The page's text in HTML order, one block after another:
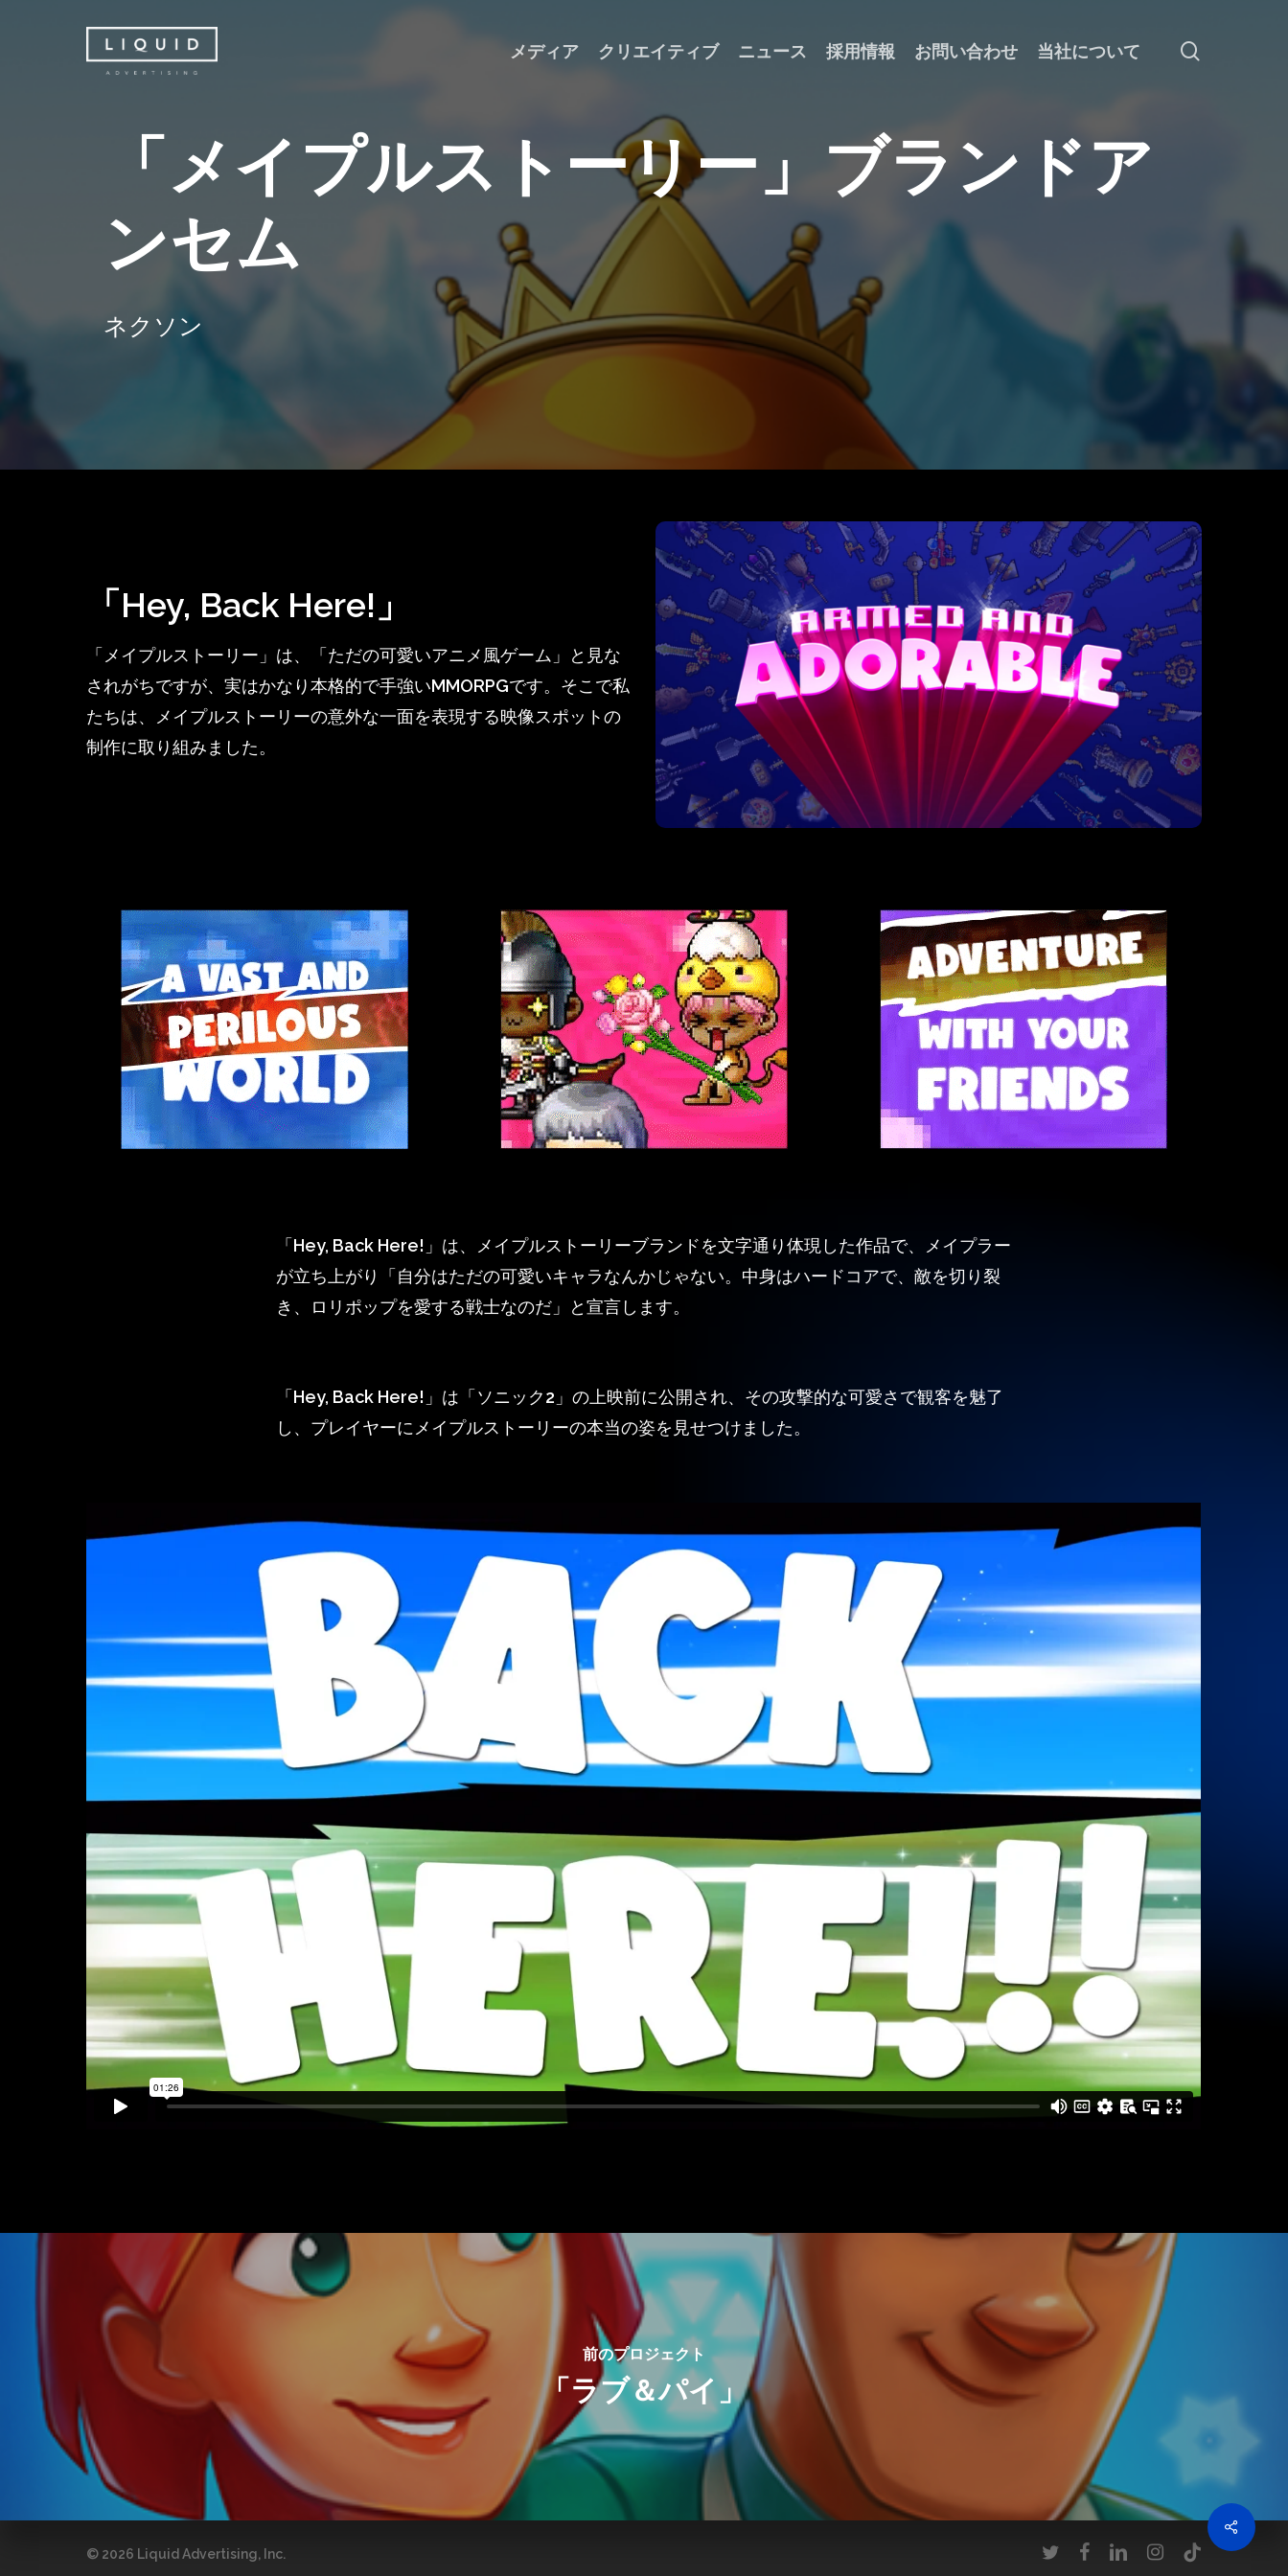
メディア クリエイティブ ニュース 採用情報 お問い合わせ 当社について
「 メイ プルス ト ーリー 」 ブラ ン ドア
ンセム
ネク ソ ン
「Hey, Back Here!」
「メイプルストーリー」は、「ただの可愛いアニメ風ゲーム」と見な
されがちですが、実はかなり本格的で手強いMMORPGです。そこで私
たちは、メイプルストーリーの意外な一面を表現する映像スポットの
制作に取り組みました。
「Hey, Back Here!」は、メイプルストーリーブランドを文字通り体現した作品で、メイプラー
が立ち上がり「自分はただの可愛いキャラなんかじゃない。中身はハードコアで、敵を切り裂
き、ロリポップを愛する戦士なのだ」と宣言します。
「Hey, Back Here!」は「ソニック2」の上映前に公開され、その攻撃的な可愛さで観客を魅了
し、プレイヤーにメイプルストーリーの本当の姿を見せつけました。
前のプロジェクト
「ラブ＆パイ」
© 2026 Liquid Advertising, Inc. twitterfacebooklinkedininstagram
tiktok